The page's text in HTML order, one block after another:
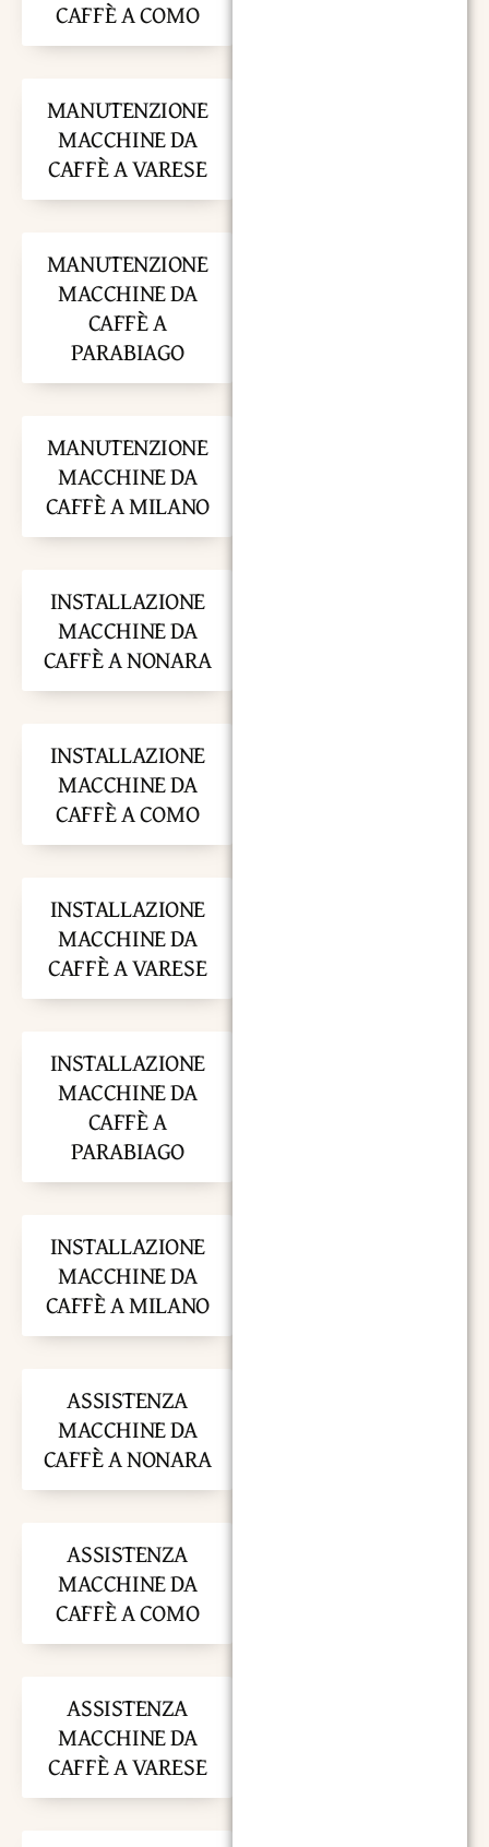
CAFFÈ A COMO
MANUTENZIONE
MACCHINE DA
CAFFÈ A VARESE
MANUTENZIONE
MACCHINE DA
CAFFÈ A
PARABIAGO
MANUTENZIONE
MACCHINE DA
CAFFÈ A MILANO
INSTALLAZIONE
MACCHINE DA
CAFFÈ A NONARA
INSTALLAZIONE
MACCHINE DA
CAFFÈ A COMO
INSTALLAZIONE
MACCHINE DA
CAFFÈ A VARESE
INSTALLAZIONE
MACCHINE DA
CAFFÈ A
PARABIAGO
INSTALLAZIONE
MACCHINE DA
CAFFÈ A MILANO
ASSISTENZA
MACCHINE DA
CAFFÈ A NONARA
ASSISTENZA
MACCHINE DA
CAFFÈ A COMO
ASSISTENZA
MACCHINE DA
CAFFÈ A VARESE